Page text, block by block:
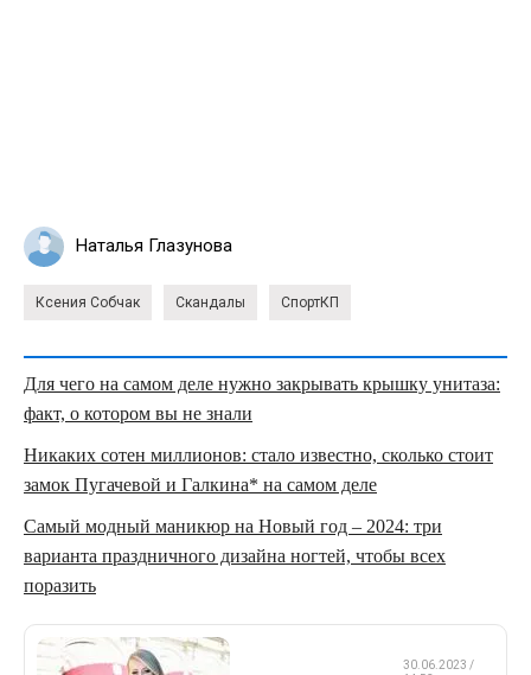
Наталья Глазунова
Ксения Собчак Скандалы СпортКП
Для чего на самом деле нужно закрывать крышку унитаза:
факт, о котором вы не знали
Никаких сотен миллионов: стало известно, сколько стоит
замок Пугачевой и Галкина* на самом деле
Самый модный маникюр на Новый год – 2024: три
варианта праздничного дизайна ногтей, чтобы всех
поразить
30.06.2023 /